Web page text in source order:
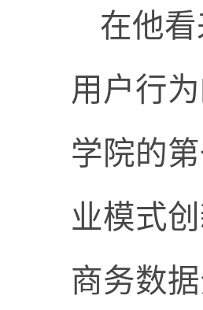
在他
用户行
学院的
业模式
商务数